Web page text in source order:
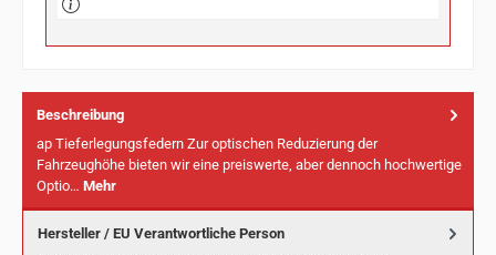
Beschreibung
ap Tieferlegungsfedern Zur optischen Reduzierung der
Fahrzeughöhe bieten wir eine preiswerte, aber dennoch hochwertige
Optio… Mehr
Hersteller / EU Verantwortliche Person